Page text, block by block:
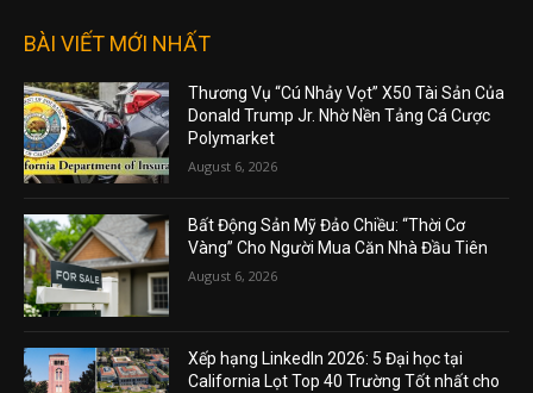
BÀI VIẾT MỚI NHẤT
Thương Vụ “Cú Nhảy Vọt” X50 Tài Sản Của
Donald Trump Jr. Nhờ Nền Tảng Cá Cược
Polymarket
August 6, 2026
Bất Động Sản Mỹ Đảo Chiều: “Thời Cơ
Vàng” Cho Người Mua Căn Nhà Đầu Tiên
August 6, 2026
Xếp hạng LinkedIn 2026: 5 Đại học tại
California Lọt Top 40 Trường Tốt nhất cho